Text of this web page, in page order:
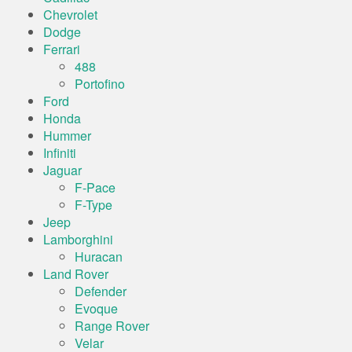
Chevrolet
Dodge
Ferrari
488
Portofino
Ford
Honda
Hummer
Infiniti
Jaguar
F-Pace
F-Type
Jeep
Lamborghini
Huracan
Land Rover
Defender
Evoque
Range Rover
Velar